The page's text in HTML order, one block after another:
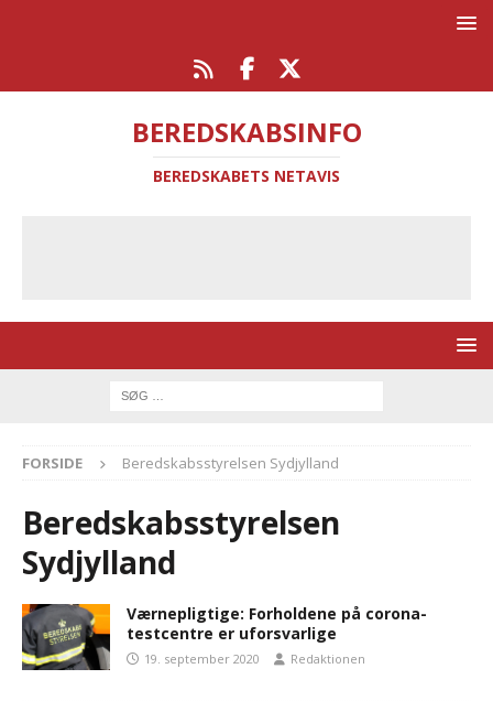
BEREDSKABSINFO
BEREDSKABETS NETAVIS
FORSIDE Beredskabsstyrelsen Sydjylland
Beredskabsstyrelsen
Sydjylland
Værnepligtige: Forholdene på corona-
testcentre er uforsvarlige
19. september 2020 Redaktionen